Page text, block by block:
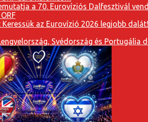
a 70. Eurovíziós Dalfesztivál
Keressük az Eurovízió 2026 legjobb dalát!
Svédország és